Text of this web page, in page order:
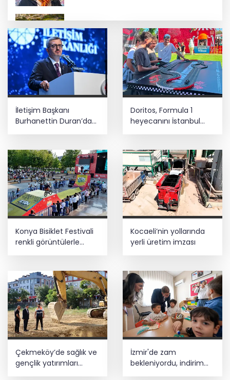
teklifinde gözler Genel Kurul’da
İnternet şikayetlerinde 'kesintiler' ilk
sırada
Taze incirde rekolte yüksek, hedef 100
milyon dolar
ağırlayacak
İletişim Başkanı
Burhanettin Duran’dan
Doritos, Formula 1
heyecanını İstanbul
Konya Bisiklet Festivali
renkli görüntülerle
Kocaeli’nin yollarında
yerli üretim imzası
Çekmeköy’de sağlık ve
gençlik yatırımları
yükseliyor
İzmir'de zam
bekleniyordu, indirim
oldu!